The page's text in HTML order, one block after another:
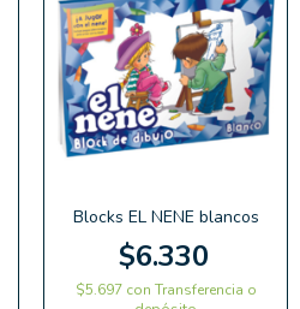
Blocks EL NENE blancos
$6.330
$5.697 con Transferencia o